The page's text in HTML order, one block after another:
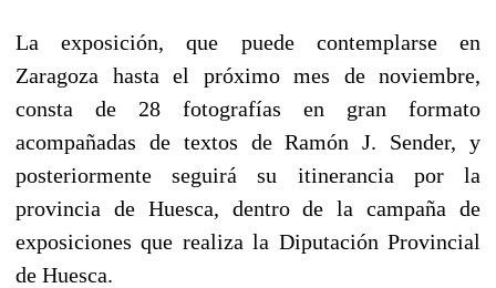
La exposición, que puede contemplarse en
Zaragoza hasta el próximo mes de noviembre,
consta de 28 fotografías en gran formato
acompañadas de textos de Ramón J. Sender, y
posteriormente seguirá su itinerancia por la
provincia de Huesca, dentro de la campaña de
exposiciones que realiza la Diputación Provincial
de Huesca.